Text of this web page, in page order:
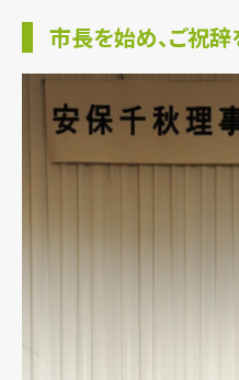
市長を始め、ご祝辞